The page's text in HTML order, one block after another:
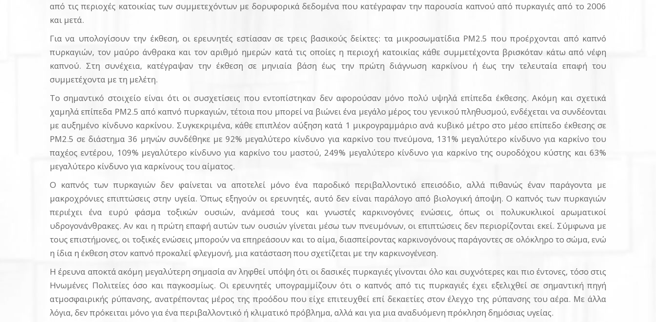
από τις περιοχές κατοικίας των συμμετεχόντων με δορυφορικά δεδομένα που κατέγραφαν την παρουσία καπνού από πυρκαγιές από το 2006
και μετά.
Για να υπολογίσουν την έκθεση, οι ερευνητές εστίασαν σε τρεις βασικούς δείκτες: τα μικροσωματίδια PM2.5 που προέρχονται από καπνό
πυρκαγιών, τον μαύρο άνθρακα και τον αριθμό ημερών κατά τις οποίες η περιοχή κατοικίας κάθε συμμετέχοντα βρισκόταν κάτω από νέφη
καπνού. Στη συνέχεια, κατέγραψαν την έκθεση σε μηνιαία βάση έως την πρώτη διάγνωση καρκίνου ή έως την τελευταία επαφή του
συμμετέχοντα με τη μελέτη.
Το σημαντικό στοιχείο είναι ότι οι συσχετίσεις που εντοπίστηκαν δεν αφορούσαν μόνο πολύ υψηλά επίπεδα έκθεσης. Ακόμη και σχετικά
χαμηλά επίπεδα PM2.5 από καπνό πυρκαγιών, τέτοια που μπορεί να βιώνει ένα μεγάλο μέρος του γενικού πληθυσμού, ενδέχεται να συνδέονται
με αυξημένο κίνδυνο καρκίνου. Συγκεκριμένα, κάθε επιπλέον αύξηση κατά 1 μικρογραμμάριο ανά κυβικό μέτρο στο μέσο επίπεδο έκθεσης σε
PM2.5 σε διάστημα 36 μηνών συνδέθηκε με 92% μεγαλύτερο κίνδυνο για καρκίνο του πνεύμονα, 131% μεγαλύτερο κίνδυνο για καρκίνο του
παχέος εντέρου, 109% μεγαλύτερο κίνδυνο για καρκίνο του μαστού, 249% μεγαλύτερο κίνδυνο για καρκίνο της ουροδόχου κύστης και 63%
μεγαλύτερο κίνδυνο για καρκίνους του αίματος.
Ο καπνός των πυρκαγιών δεν φαίνεται να αποτελεί μόνο ένα παροδικό περιβαλλοντικό επεισόδιο, αλλά πιθανώς έναν παράγοντα με
μακροχρόνιες επιπτώσεις στην υγεία. Όπως εξηγούν οι ερευνητές, αυτό δεν είναι παράλογο από βιολογική άποψη. Ο καπνός των πυρκαγιών
περιέχει ένα ευρύ φάσμα τοξικών ουσιών, ανάμεσά τους και γνωστές καρκινογόνες ενώσεις, όπως οι πολυκυκλικοί αρωματικοί
υδρογονάνθρακες. Αν και η πρώτη επαφή αυτών των ουσιών γίνεται μέσω των πνευμόνων, οι επιπτώσεις δεν περιορίζονται εκεί. Σύμφωνα με
τους επιστήμονες, οι τοξικές ενώσεις μπορούν να επηρεάσουν και το αίμα, διασπείροντας καρκινογόνους παράγοντες σε ολόκληρο το σώμα, ενώ
η ίδια η έκθεση στον καπνό προκαλεί φλεγμονή, μια κατάσταση που σχετίζεται με την καρκινογένεση.
Η έρευνα αποκτά ακόμη μεγαλύτερη σημασία αν ληφθεί υπόψη ότι οι δασικές πυρκαγιές γίνονται όλο και συχνότερες και πιο έντονες, τόσο στις
Ηνωμένες Πολιτείες όσο και παγκοσμίως. Οι ερευνητές υπογραμμίζουν ότι ο καπνός από τις πυρκαγιές έχει εξελιχθεί σε σημαντική πηγή
ατμοσφαιρικής ρύπανσης, ανατρέποντας μέρος της προόδου που είχε επιτευχθεί επί δεκαετίες στον έλεγχο της ρύπανσης του αέρα. Με άλλα
λόγια, δεν πρόκειται μόνο για ένα περιβαλλοντικό ή κλιματικό πρόβλημα, αλλά και για μια αναδυόμενη πρόκληση δημόσιας υγείας.